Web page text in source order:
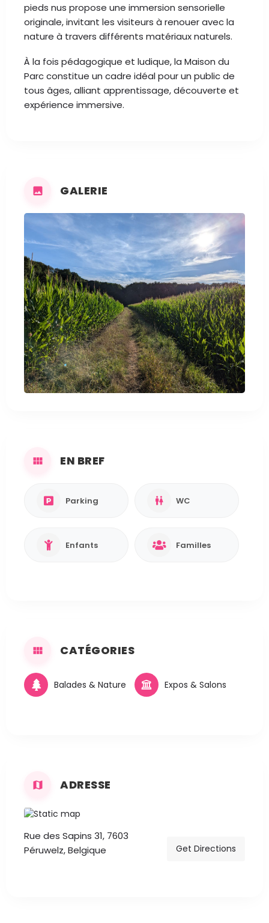
pieds nus propose une immersion sensorielle
originale, invitant les visiteurs à renouer avec la
nature à travers différents matériaux naturels.
À la fois pédagogique et ludique, la Maison du
Parc constitue un cadre idéal pour un public de
tous âges, alliant apprentissage, découverte et
expérience immersive.
GALERIE
EN BREF
Parking WC
Enfants Familles
CATÉGORIES
Balades & Nature Expos & Salons
ADRESSE
Rue des Sapins 31, 7603
Péruwelz, Belgique
Get Directions